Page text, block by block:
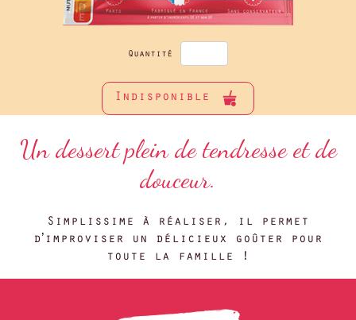
Quantité
Indisponible
Un dessert plein de tendresse et de
douceur.
Simplissime à réaliser, il permet
d’improviser un délicieux goûter pour
toute la famille !